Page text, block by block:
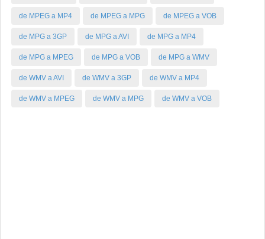
de MPEG a MP4 de MPEG a MPG de MPEG a VOB
de MPG a 3GP de MPG a AVI de MPG a MP4
de MPG a MPEG de MPG a VOB de MPG a WMV
de WMV a AVI de WMV a 3GP de WMV a MP4
de WMV a MPEG de WMV a MPG de WMV a VOB